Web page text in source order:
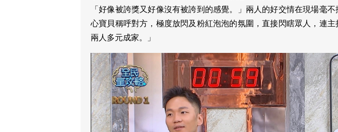
「好像被誇獎又好像沒有被誇到的感覺。」兩人的好交情在現場毫
心寶貝稱呼對方，極度放閃及粉紅泡泡的氛圍，直接閃瞎眾人，連
兩人多元成家。」